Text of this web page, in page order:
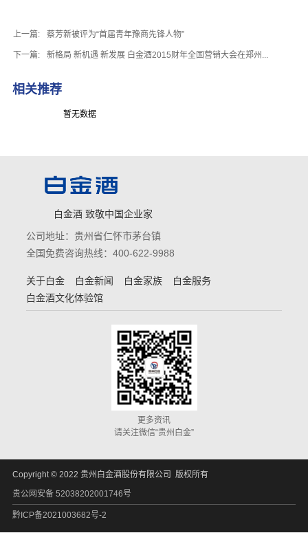
上一篇: 蔡芳新被评为“首届青年豫商先锋人物”
下一篇: 新格局 新机遇 新发展 白金酒2015财年全国营销大会在郑州...
相关推荐
暂无数据
白金酒 致敬中国企业家
公司地址：贵州省仁怀市茅台镇
全国免费咨询热线：400-622-9988
关于白金 白金新闻 白金家族
白金服务
白金酒文化体验馆
更多资讯
请关注微信“贵州白金”
Copyright © 2022 贵州白金酒股份有限公司 版权所有
贵公网安备 52038202001746号
黔ICP备2021003682号-2